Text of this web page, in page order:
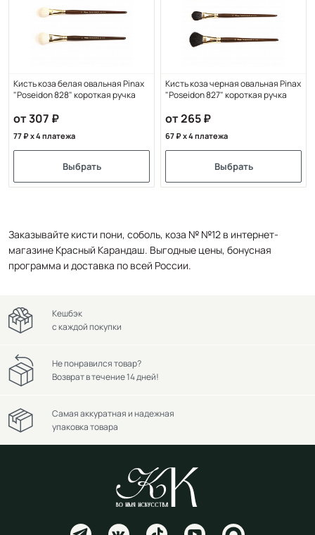
Кисть коза белая овальная Pinax
"Poseidon 828" короткая ручка
от 307
77 x 4 платежа
Выбрать
Кисть коза черная овальная Pinax
"Poseidon 827" короткая ручка
от 265
67 x 4 платежа
Выбрать
Заказывайте кисти пони, соболь, коза № №12 в интернет-
магазине Красный Карандаш. Выгодные цены, бонусная
программа и доставка по всей России.
Кешбэк
с каждой покупки
Не понравился товар?
Возврат в течение 14 дней!
Самая аккуратная и надежная
упаковка товара